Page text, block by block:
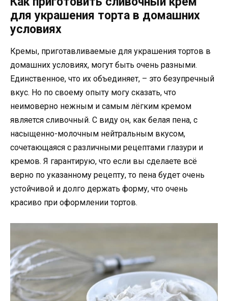
для украшения торта в домашних
условиях
Кремы, приготавливаемые для украшения тортов в
домашних условиях, могут быть очень разными.
Единственное, что их объединяет, – это безупречный
вкус. Но по своему опыту могу сказать, что
неимоверно нежным и самым лёгким кремом
является сливочный. С виду он, как белая пена, с
насыщенно-молочным нейтральным вкусом,
сочетающаяся с различными рецептами глазури и
кремов. Я гарантирую, что если вы сделаете всё
верно по указанному рецепту, то пена будет очень
устойчивой и долго держать форму, что очень
красиво при оформлении тортов.